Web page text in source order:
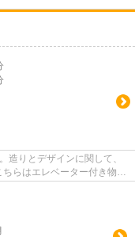
造りとデザインに関して、
らはエレベーター付き物件